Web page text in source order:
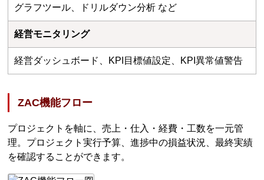
グラフツール、ドリルダウン分析 など
経営モニタリング
経営ダッシュボード、KPI目標値設定、KPI異常値警告
ZAC機能フロー
プロジェクトを軸に、売上・仕入・経費・工数を一元管
理。プロジェクト実行予算、進捗中の損益状況、最終実績
を確認することができます。